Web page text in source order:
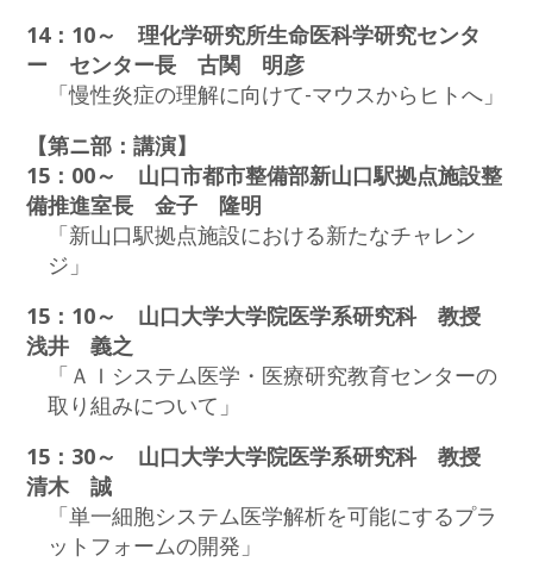
14：10～ 理化学研究所生命医科学研究センタ
ー センター長 古関 明彦
「慢性炎症の理解に向けて-マウスからヒトへ」
【第ニ部：講演】
15：00～ 山口市都市整備部新山口駅拠点施設整
備推進室長 金子 隆明
「新山口駅拠点施設における新たなチャレン
ジ」
15：10～ 山口大学大学院医学系研究科 教授
浅井 義之
「ＡＩシステム医学・医療研究教育センターの
取り組みについて」
15：30～ 山口大学大学院医学系研究科 教授
清木 誠
「単一細胞システム医学解析を可能にするプラ
ットフォームの開発」